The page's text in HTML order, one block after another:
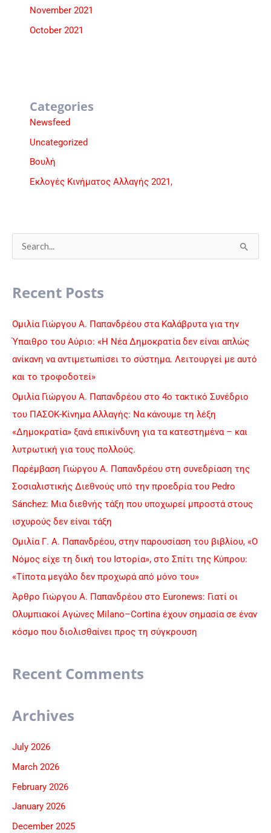
November 2021
October 2021
Categories
Newsfeed
Uncategorized
Βουλή
Εκλογές Κινήματος Αλλαγής 2021,
r
c
h
Recent Posts
Ομιλία Γιώργου Α. Παπανδρέου στα Καλάβρυτα για την
Ύπαιθρο του Αύριο: «Η Νέα Δημοκρατία δεν είναι απλώς
ανίκανη να αντιμετωπίσει το σύστημα. Λειτουργεί με αυτό
και το τροφοδοτεί»
Ομιλία Γιώργου Α. Παπανδρέου στο 4ο τακτικό Συνέδριο
του ΠΑΣΟΚ-Κίνημα Αλλαγής: Να κάνουμε τη λέξη
«Δημοκρατία» ξανά επικίνδυνη για τα κατεστημένα – και
λυτρωτική για τους πολλούς.
Παρέμβαση Γιώργου Α. Παπανδρέου στη συνεδρίαση της
Σοσιαλιστικής Διεθνούς υπό την προεδρία του Pedro
Sánchez: Μια διεθνής τάξη που υποχωρεί μπροστά στους
ισχυρούς δεν είναι τάξη
Ομιλία Γ. Α. Παπανδρέου, στην παρουσίαση του βιβλίου, «Ο
Νόμος είχε τη δική του Ιστορία», στο Σπίτι της Κύπρου:
«Τίποτα μεγάλο δεν προχωρά από μόνο του»
Άρθρο Γιώργου Α. Παπανδρέου στο Euronews: Γιατί οι
Ολυμπιακοί Αγώνες Milano–Cortina έχουν σημασία σε έναν
κόσμο που διολισθαίνει προς τη σύγκρουση
Recent Comments
Archives
July 2026
March 2026
February 2026
January 2026
December 2025